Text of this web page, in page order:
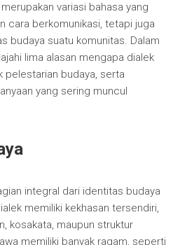
variasi bahasa yang
cara berkomunikasi, tetapi juga
budaya suatu komunitas. Dalam
lima alasan mengapa dialek
pelestarian budaya, serta
yang sering muncul
integral dari identitas budaya
memiliki kekhasan tersendiri,
kosakata, maupun struktur
memiliki banyak ragam, seperti